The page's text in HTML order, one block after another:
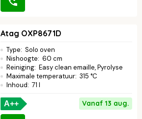
Atag OXP8671D
Type: Solo oven
Nishoogte: 60 cm
Reiniging: Easy clean emaille, Pyrolyse
Maximale temperatuur: 315 °C
Inhoud: 71 l
A++ Vanaf 13 aug.